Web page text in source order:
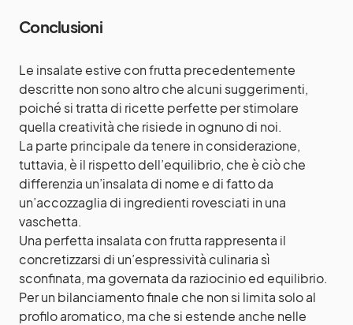
Conclusioni
Le insalate estive con frutta precedentemente
descritte non sono altro che alcuni suggerimenti,
poiché si tratta di ricette perfette per stimolare
quella creatività che risiede in ognuno di noi.
La parte principale da tenere in considerazione,
tuttavia, è il rispetto dell’equilibrio, che è ciò che
differenzia un’insalata di nome e di fatto da
un’accozzaglia di ingredienti rovesciati in una
vaschetta.
Una perfetta insalata con frutta rappresenta il
concretizzarsi di un’espressività culinaria sì
sconfinata, ma governata da raziocinio ed equilibrio.
Per un bilanciamento finale che non si limita solo al
profilo aromatico, ma che si estende anche nelle